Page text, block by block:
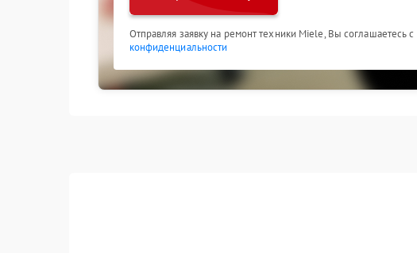
Отправляя заявку на ремонт техники Miele, Вы соглашаетесь с
конфиденциальности